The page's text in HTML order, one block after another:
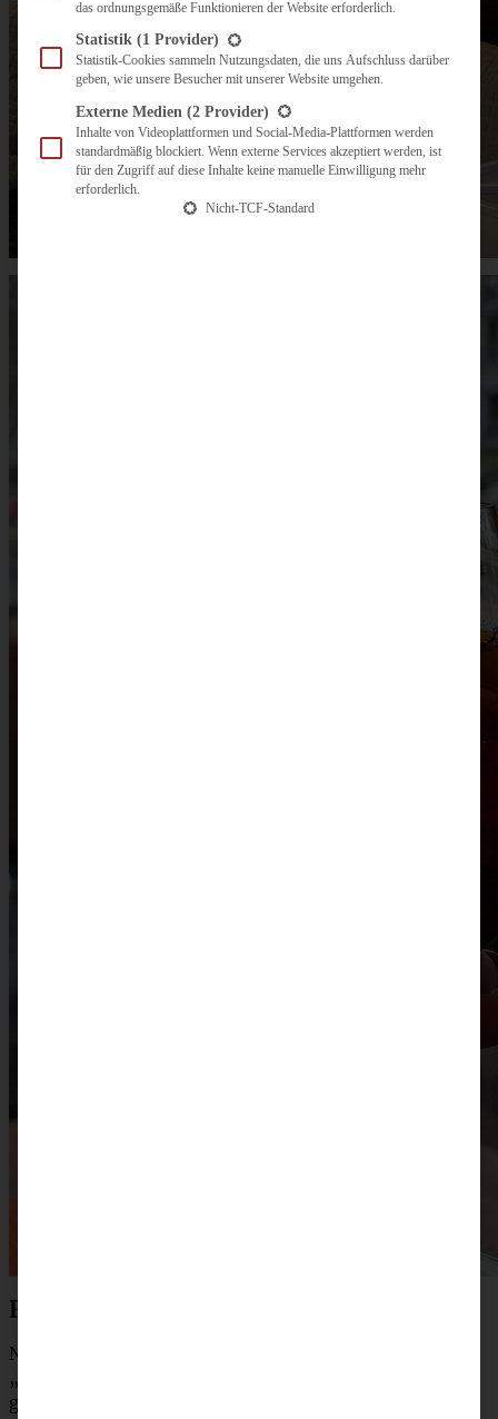
Restaurant Riverside
Nach dem Aperitif geht es in das schöne Restaurant
„Riverside“ mit seinen großen Fenstern zum Dinner, das
geprägt ist von hervorragendem Service, sehr feinem
das ordnungsgemäße Funktionieren der Website erforderlich.
Statistik (1 Provider)
Statistik-Cookies sammeln Nutzungsdaten, die uns Aufschluss darüber
geben, wie unsere Besucher mit unserer Website umgehen.
Externe Medien (2 Provider)
Inhalte von Videoplattformen und Social-Media-Plattformen werden
standardmäßig blockiert. Wenn externe Services akzeptiert werden, ist
für den Zugriff auf diese Inhalte keine manuelle Einwilligung mehr
erforderlich.
Nicht-TCF-Standard